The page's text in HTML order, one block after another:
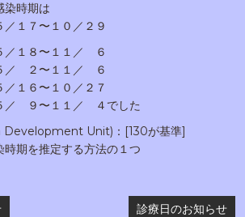
時期は
７〜１０／２９
８〜１１／ ６
２〜１１／ ６
６〜１０／２７
９〜１１／ ４でした
Unit)：[130が基準]
期を推定する方法の１つ
診療日のお知らせ